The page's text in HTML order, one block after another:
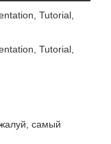
Tutorial,
Tutorial,
самый